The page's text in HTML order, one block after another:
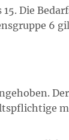
Die
6